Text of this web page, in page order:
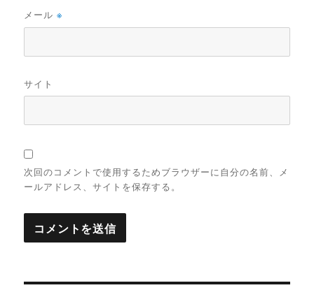
メール※
サイト
次回のコメントで使用するためブラウザーに自分の名前、メ
ールアドレス、サイトを保存する。